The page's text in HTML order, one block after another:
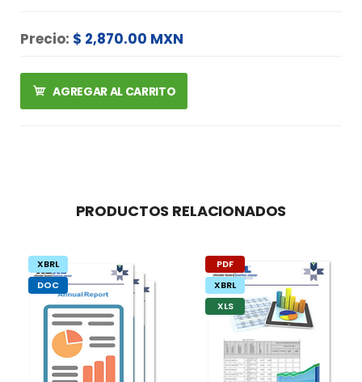
Precio: $ 2,870.00 MXN
AGREGAR AL CARRITO
PRODUCTOS RELACIONADOS
XBRL
DOC
PDF
XBRL
XLS